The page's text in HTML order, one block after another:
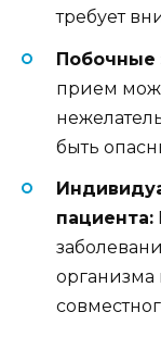
требует
прием
быть
пациента:
организма